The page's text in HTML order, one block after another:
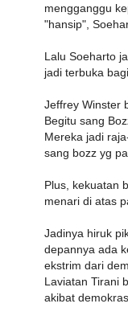
mengganggu
"hansip",
Lalu Soeharto
jadi terbuka
Jeffrey Winster
Begitu sang
Mereka jadi
sang bozz yg
Plus, kekuatan
menari di atas
Jadinya hiruk
depannya ada
ekstrim dari
Laviatan Tirani
akibat